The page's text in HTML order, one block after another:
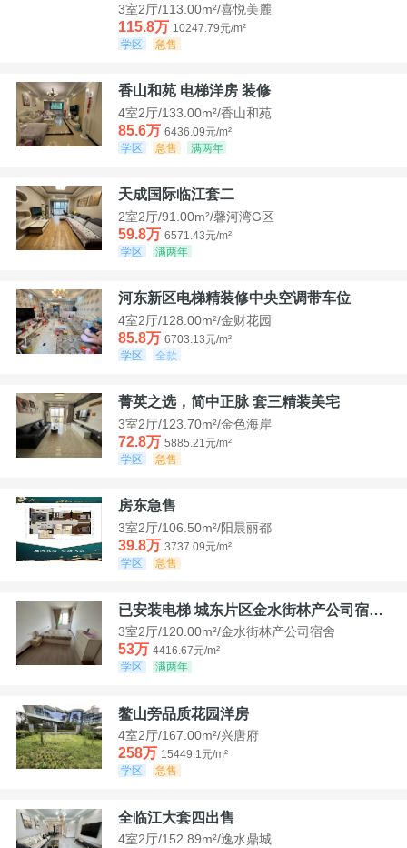
3室2厅/113.00m²/喜悦美麓
115.8万 10247.79元/m²
学区
急售
香山和苑 电梯洋房 装修
4室2厅/133.00m²/香山和苑
85.6万 6436.09元/m²
学区
急售 满两年
天成国际临江套二
2室2厅/91.00m²/馨河湾G区
59.8万 6571.43元/m²
学区
满两年
河东新区电梯精装修中央空调带车位
4室2厅/128.00m²/金财花园
85.8万 6703.13元/m²
学区
全款
菁英之选，简中正脉 套三精装美宅
3室2厅/123.70m²/金色海岸
72.8万 5885.21元/m²
学区
急售
房东急售
3室2厅/106.50m²/阳晨丽都
39.8万 3737.09元/m²
学区
急售
已安装电梯 城东片区金水街林产公司宿舍套三可看江景
3室2厅/120.00m²/金水街林产公司宿舍
53万 4416.67元/m²
学区
满两年
鳌山旁品质花园洋房
4室2厅/167.00m²/兴唐府
258万 15449.1元/m²
学区
急售
全临江大套四出售
4室2厅/152.89m²/逸水鼎城